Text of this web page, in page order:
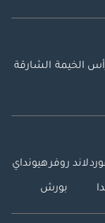
الخيمة الشارقة
لاند روفرهيونداي
بورش